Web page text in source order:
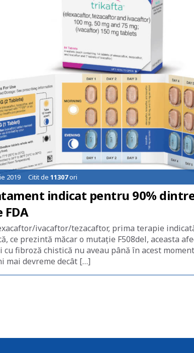
2019 Citit de 11307ori
indicat pentru 90%
ivacaftor/tezacaftor, prima terapie
ce prezintă măcar o mutație F508del, aceasta
fibroză chistică nu aveau până în acest
mai devreme decât […]